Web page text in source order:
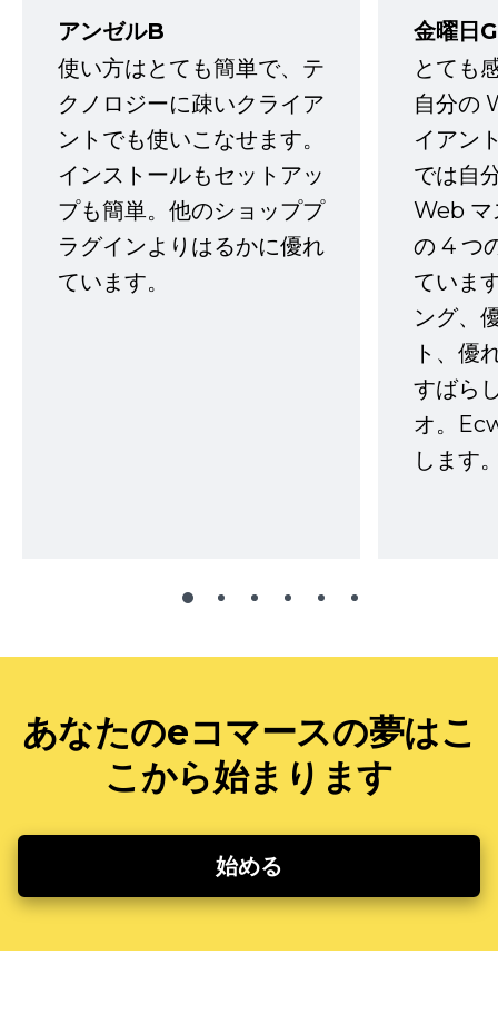
アンゼルB
使い方はとても簡単で、テ
クノロジーに疎いクライア
ントでも使いこなせます。
インストールもセットアッ
プも簡単。他のショッププ
ラグインよりはるかに優れ
ています。
金曜日G
とても
自分の
イアン
では自
Web マ
の 4 つ
ていま
ング、
ト、優
すばら
オ。
します
あなたのeコマースの夢はこ
こから始まります
始める